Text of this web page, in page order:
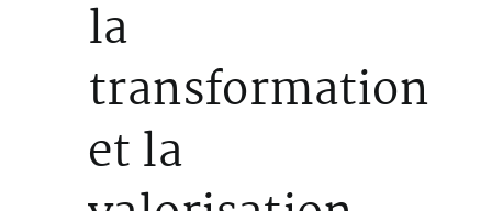
la
transformation
et la